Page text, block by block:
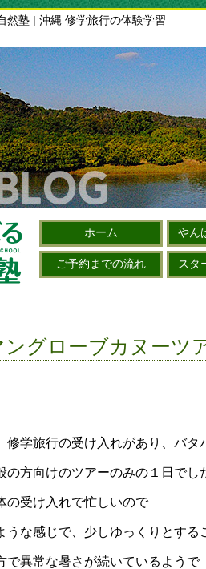
然塾 | 沖縄 修学旅行の体験学習
ホーム やん
ご予約までの流れ スタ
ングローブカヌーツ
修学旅行の受け入れがあり、バ
の方向けのツアーのみの１日でし
の受け入れで忙しいので
うな感じで、少しゆっくりとする
で異常な暑さが続いているようで